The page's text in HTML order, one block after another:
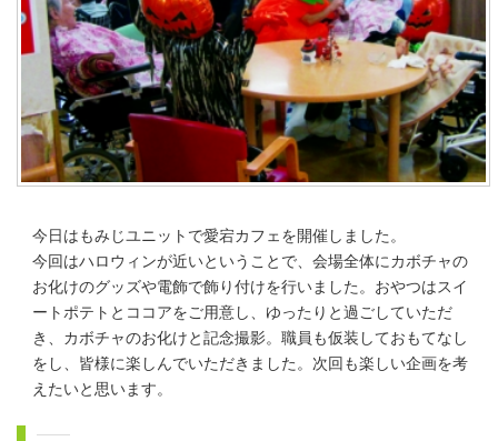
今日はもみじユニットで愛宕カフェを開催しました。
今回はハロウィンが近いということで、会場全体にカボチャの
お化けのグッズや電飾で飾り付けを行いました。おやつはスイ
ートポテトとココアをご用意し、ゆったりと過ごしていただ
き、カボチャのお化けと記念撮影。職員も仮装しておもてなし
をし、皆様に楽しんでいただきました。次回も楽しい企画を考
えたいと思います。